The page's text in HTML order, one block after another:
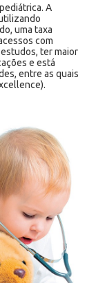
A
uma taxa
com
ter maior
e está
entre as quais